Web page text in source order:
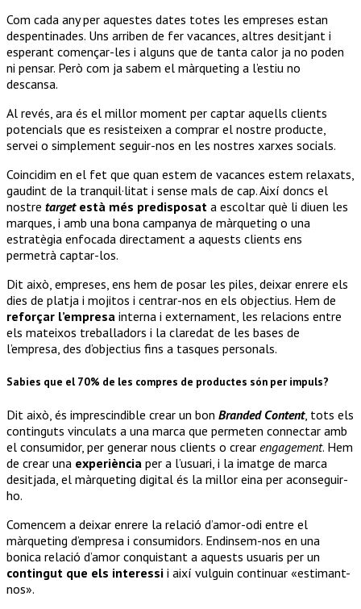
Com cada any per aquestes dates totes les empreses estan
despentinades. Uns arriben de fer vacances, altres desitjant i
esperant començar-les i alguns que de tanta calor ja no poden
ni pensar. Però com ja sabem el màrqueting a l’estiu no
descansa.
Al revés, ara és el millor moment per captar aquells clients
potencials que es resisteixen a comprar el nostre producte,
servei o simplement seguir-nos en les nostres xarxes socials.
Coincidim en el fet que quan estem de vacances estem relaxats,
gaudint de la tranquil·litat i sense mals de cap. Així doncs el
nostre targetestà més predisposat a escoltar què li diuen les
marques, i amb una bona campanya de màrqueting o una
estratègia enfocada directament a aquests clients ens
permetrà captar-los.
Dit això, empreses, ens hem de posar les piles, deixar enrere els
dies de platja i mojitos i centrar-nos en els objectius. Hem de
reforçar l’empresa interna i externament, les relacions entre
els mateixos treballadors i la claredat de les bases de
l’empresa, des d’objectius fins a tasques personals.
Sabies que el 70% de les compres de productes són per impuls?
Dit això, és imprescindible crear un bon Branded Content, tots els
continguts vinculats a una marca que permeten connectar amb
el consumidor, per generar nous clients o crear engagement. Hem
de crear una experiència per a l’usuari, i la imatge de marca
desitjada, el màrqueting digital és la millor eina per aconseguir-
ho.
Comencem a deixar enrere la relació d’amor-odi entre el
màrqueting d’empresa i consumidors. Endinsem-nos en una
bonica relació d’amor conquistant a aquests usuaris per un
contingut que els interessi i així vulguin continuar «estimant-
nos».